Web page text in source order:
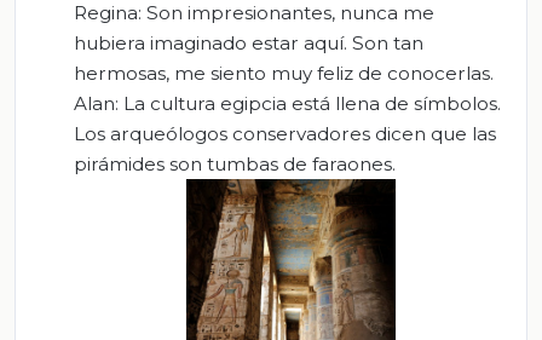
Regina: Son impresionantes, nunca me
hubiera imaginado estar aquí. Son tan
hermosas, me siento muy feliz de conocerlas.
Alan: La cultura egipcia está llena de símbolos.
Los arqueólogos conservadores dicen que las
pirámides son tumbas de faraones.